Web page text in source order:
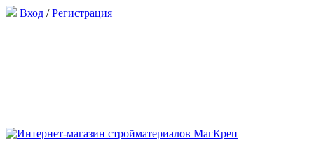
Вход /Регистрация